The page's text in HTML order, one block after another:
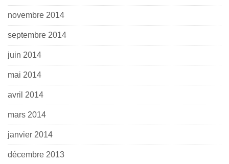
novembre 2014
septembre 2014
juin 2014
mai 2014
avril 2014
mars 2014
janvier 2014
décembre 2013